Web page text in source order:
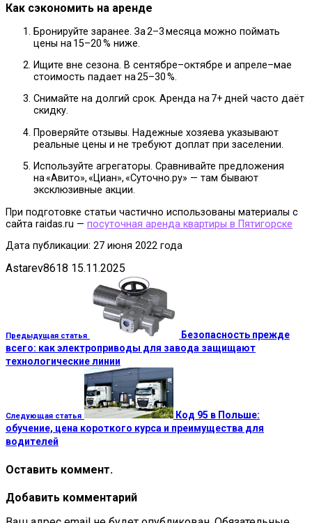
Как сэкономить на аренде
Бронируйте заранее. За 2–3 месяца можно поймать
цены на 15–20 % ниже.
Ищите вне сезона. В сентябре–октябре и апреле–мае
стоимость падает на 25–30 %.
Снимайте на долгий срок. Аренда на 7+ дней часто даёт
скидку.
Проверяйте отзывы. Надежные хозяева указывают
реальные цены и не требуют доплат при заселении.
Используйте агрегаторы. Сравнивайте предложения
на «Авито», «Циан», «Суточно.ру» — там бывают
эксклюзивные акции.
При подготовке статьи частично использованы материалы с
сайта raidas.ru — посуточная аренда квартиры в Пятигорске
Дата публикации: 27 июня 2022 года
Astarev8618 15.11.2025
Предыдущая статья
Безопасность прежде
всего: как электроприводы для завода защищают
технологические линии
Следующая статья
Код 95 в Польше:
обучение, цена короткого курса и преимущества для
водителей
Оставить коммент.
Добавить комментарий